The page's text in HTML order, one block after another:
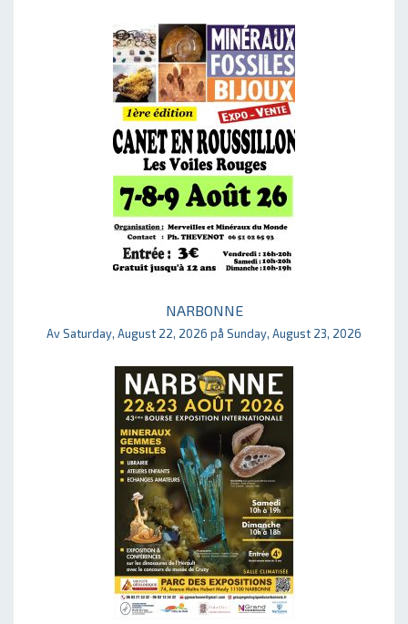
NARBONNE
Av Saturday, August 22, 2026 på Sunday, August 23, 2026